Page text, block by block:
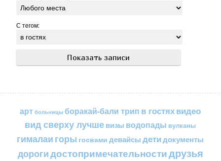
С тегом:
арт больницы боракай-бали трип в гостяхвидео
вид сверху лучшевизы водопады вулканы
гималаи горы госвами девайсы детидокументы
дорогидостопримечательностидрузья